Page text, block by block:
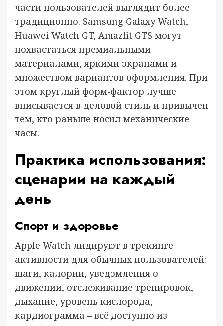
части пользователей выглядит более
традиционно. Samsung Galaxy Watch,
Huawei Watch GT, Amazfit GTS могут
похвастаться премиальными
материалами, яркими экранами и
множеством вариантов оформления. При
этом круглый форм-фактор лучше
вписывается в деловой стиль и привычен
тем, кто раньше носил механические
часы.
Практика использования:
сценарии на каждый
день
Спорт и здоровье
Apple Watch лидируют в трекинге
активности для обычных пользователей:
шаги, калории, уведомления о
движении, отслеживание тренировок,
дыхание, уровень кислорода,
кардиограмма – всё доступно из